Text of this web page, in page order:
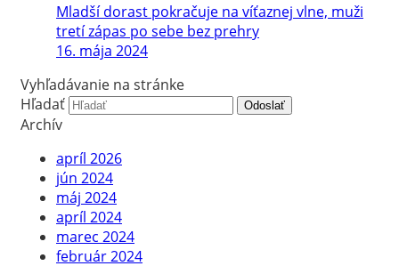
Mladší dorast pokračuje na víťaznej vlne, muži
tretí zápas po sebe bez prehry
16. mája 2024
Vyhľadávanie na stránke
Hľadať
Odoslať
Archív
apríl 2026
jún 2024
máj 2024
apríl 2024
marec 2024
február 2024